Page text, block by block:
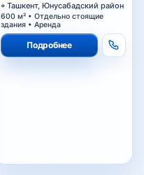
Ташкент, Юнусабадский район
600 м² • Отдельно стоящие
здания • Аренда
Подробнее